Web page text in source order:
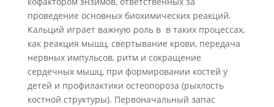
проведение основных биохимических реакций.
Кальций играет важную роль в в таких процессах,
как реакция мышц, свертывание крови, передача
нервных импульсов, ритм и сокращение
сердечных мышц, при формировании костей у
детей и профилактики остеопороза (рыхлость
костной структуры). Первоначальный запас